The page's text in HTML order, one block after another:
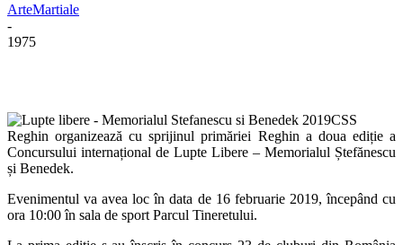
ArteMartiale
-
1975
CSS
Reghin organizează cu sprijinul primăriei Reghin a doua ediție a
Concursului internațional de Lupte Libere – Memorialul Ștefănescu
și Benedek.
Evenimentul va avea loc în data de 16 februarie 2019, începând cu
ora 10:00 în sala de sport Parcul Tineretului.